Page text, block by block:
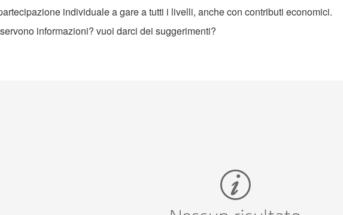
individuale a gare a tutti i livelli, anche con contributi economici.
informazioni? vuoi darci dei suggerimenti?